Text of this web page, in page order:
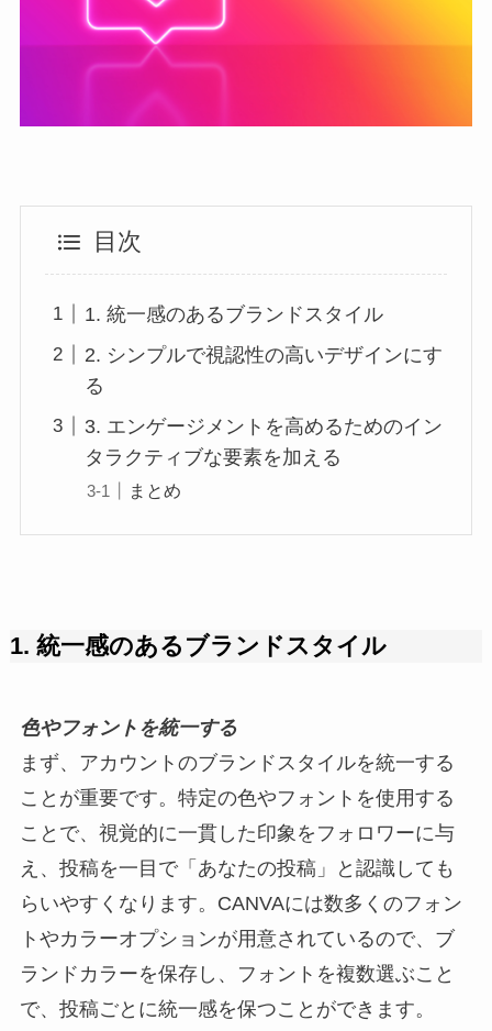
目次
1. 統一感のあるブランドスタイル
2. シンプルで視認性の高いデザインにす
る
3. エンゲージメントを高めるためのイン
タラクティブな要素を加える
まとめ
1. 統一感のあるブランドスタイル
色やフォントを統一する
まず、アカウントのブランドスタイルを統一する
ことが重要です。特定の色やフォントを使用する
ことで、視覚的に一貫した印象をフォロワーに与
え、投稿を一目で「あなたの投稿」と認識しても
らいやすくなります。CANVAには数多くのフォン
トやカラーオプションが用意されているので、ブ
ランドカラーを保存し、フォントを複数選ぶこと
で、投稿ごとに統一感を保つことができます。